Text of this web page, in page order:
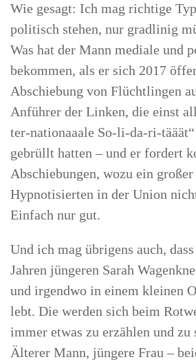
Wie gesagt: Ich mag richtige
politisch stehen, nur gradlinig
Was hat der Mann mediale und
bekommen, als er sich 2017
Abschiebung von Flüchtlingen
Anführer der Linken, die einst
ter-nationaaale So-li-da-ri-
gebrüllt hatten – und er fordert
Abschiebungen, wozu ein
Hypnotisierten in der Union
Einfach nur gut.
Und ich mag übrigens auch,
Jahren jüngeren Sarah
und irgendwo in einem kleinen
lebt. Die werden sich beim
immer etwas zu erzählen und zu
Älterer Mann, jüngere Frau –